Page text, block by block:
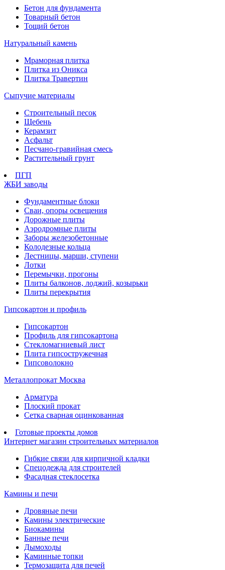
Бетон для фундамента
Товарный бетон
Тощий бетон
Натуральный камень
Мраморная плитка
Плитка из Оникса
Плитка Травертин
Сыпучие материалы
Строительный песок
Щебень
Керамзит
Асфальт
Песчано-гравийная смесь
Растительный грунт
ПГП
ЖБИ заводы
Фундаментные блоки
Сваи, опоры освещения
Дорожные плиты
Аэродромные плиты
Заборы железобетонные
Колодезные кольца
Лестницы, марши, ступени
Лотки
Перемычки, прогоны
Плиты балконов, лоджий, козырьки
Плиты перекрытия
Гипсокартон и профиль
Гипсокартон
Профиль для гипсокартона
Стекломагниевый лист
Плита гипсостружечная
Гипсоволокно
Металлопрокат Москва
Арматура
Плоский прокат
Сетка сварная оцинкованная
Готовые проекты домов
Интернет магазин строительных материалов
Гибкие связи для кирпичной кладки
Спецодежда для строителей
Фасадная стеклосетка
Камины и печи
Дровяные печи
Камины электрические
Биокамины
Банные печи
Дымоходы
Каминные топки
Термозащита для печей